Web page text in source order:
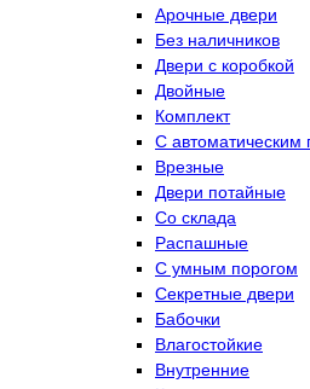
Арочные двери
Без наличников
Двери с коробкой
Двойные
Комплект
С автоматическим
Врезные
Двери потайные
Со склада
Распашные
С умным порогом
Секретные двери
Бабочки
Влагостойкие
Внутренние